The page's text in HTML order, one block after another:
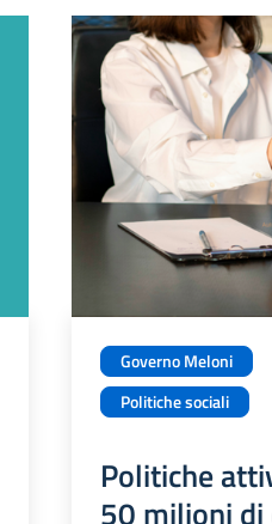
Governo Meloni
Politiche sociali
Politiche
50 milioni di